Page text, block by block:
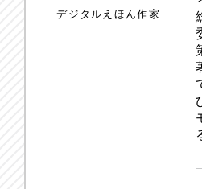
デジタルえほん作家